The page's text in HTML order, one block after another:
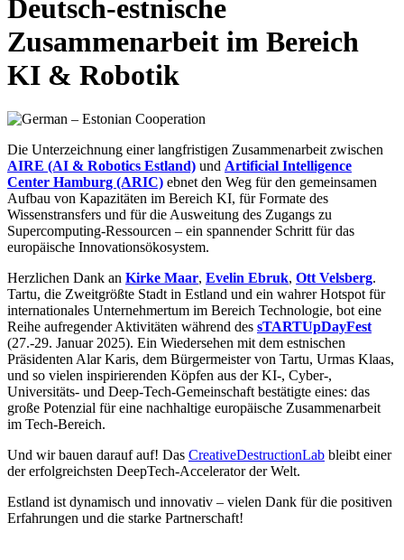
Deutsch-estnische
Zusammenarbeit im Bereich
KI & Robotik
Die Unterzeichnung einer langfristigen Zusammenarbeit zwischen
AIRE (AI & Robotics Estland) und Artificial Intelligence
Center Hamburg (ARIC) ebnet den Weg für den gemeinsamen
Aufbau von Kapazitäten im Bereich KI, für Formate des
Wissenstransfers und für die Ausweitung des Zugangs zu
Supercomputing-Ressourcen – ein spannender Schritt für das
europäische Innovationsökosystem.
Herzlichen Dank an Kirke Maar, Evelin Ebruk, Ott Velsberg.
Tartu, die Zweitgrößte Stadt in Estland und ein wahrer Hotspot für
internationales Unternehmertum im Bereich Technologie, bot eine
Reihe aufregender Aktivitäten während des sTARTUpDayFest
(27.-29. Januar 2025). Ein Wiedersehen mit dem estnischen
Präsidenten Alar Karis, dem Bürgermeister von Tartu, Urmas Klaas,
und so vielen inspirierenden Köpfen aus der KI-, Cyber-,
Universitäts- und Deep-Tech-Gemeinschaft bestätigte eines: das
große Potenzial für eine nachhaltige europäische Zusammenarbeit
im Tech-Bereich.
Und wir bauen darauf auf! Das CreativeDestructionLab bleibt einer
der erfolgreichsten DeepTech-Accelerator der Welt.
Estland ist dynamisch und innovativ – vielen Dank für die positiven
Erfahrungen und die starke Partnerschaft!